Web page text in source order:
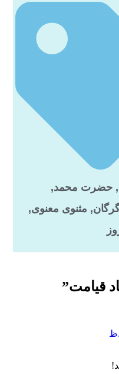
حضرت محمد,
,مثنوی معنوی,
قیامت”